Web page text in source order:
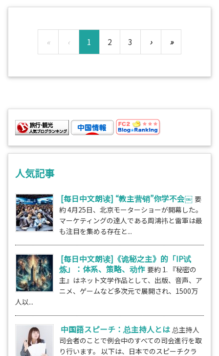
« ‹ 1 2 3 › »
人気記事
[每日中文朗读] “教主营销”你学不会￼ 要
約 4月25日、北京モーターショーが開幕した。
マーケティングの達人である周鴻祎と雷軍は最
も注目を集める存在と...
[每日中文朗读]《诡秘之主》的「IP试
炼」：体系、策略、动作 要約 1. 『秘密の
主』はネット文学作品として、出版、音声、ア
ニメ、ゲームなど多次元で展開され、1500万
人以...
中国語スピーチ：总主持人とは 总主持人
司会者のことで例会中のすべての司会進行を取
り行います。 以下は、日本でのスピーチクラ